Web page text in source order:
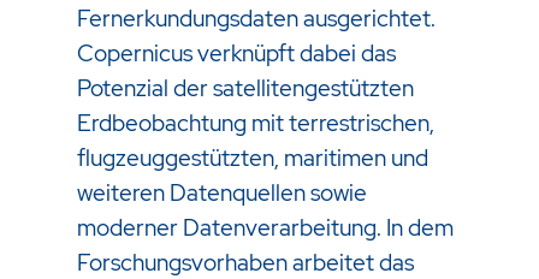
Fernerkundungsdaten ausgerichtet.
Copernicus verknüpft dabei das
Potenzial der satellitengestützten
Erdbeobachtung mit terrestrischen,
flugzeuggestützten, maritimen und
weiteren Datenquellen sowie
moderner Datenverarbeitung. In dem
Forschungsvorhaben arbeitet das